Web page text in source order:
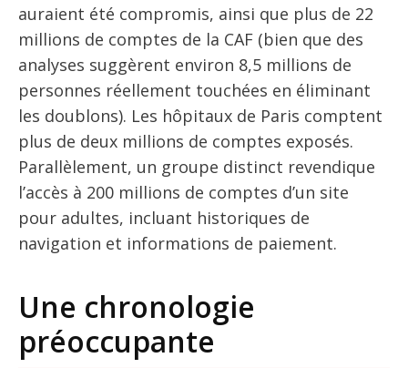
auraient été compromis, ainsi que plus de 22
millions de comptes de la CAF (bien que des
analyses suggèrent environ 8,5 millions de
personnes réellement touchées en éliminant
les doublons). Les hôpitaux de Paris comptent
plus de deux millions de comptes exposés.
Parallèlement, un groupe distinct revendique
l’accès à 200 millions de comptes d’un site
pour adultes, incluant historiques de
navigation et informations de paiement.
Une chronologie
préoccupante